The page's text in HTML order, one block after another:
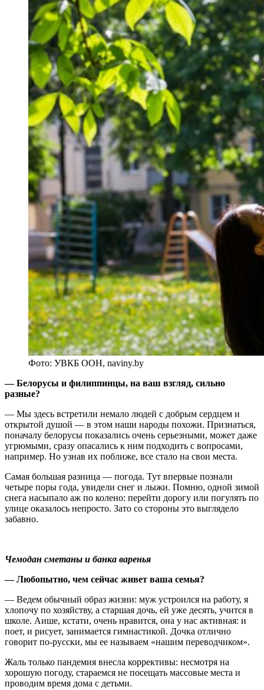
Фото: УВКБ ООН, naviny.by
— Белорусы и филиппинцы, на ваш взгляд, сильно
разные?
— Мы здесь встретили немало людей с добрым сердцем и
открытой душой — в этом наши народы похожи. Признаться,
поначалу белорусы показались очень серьезными, может даже
угрюмыми, сразу опасались к ним подходить с вопросами,
например. Но узнав их поближе, все стало на свои места.
Самая большая разница — погода. Тут впервые познали
четыре поры года, увидели снег и лыжи. Помню, одной зимой
снега насыпало аж по колено: перейти дорогу или погулять по
улице оказалось непросто. Зато со стороны это выглядело
забавно.
Чемодан сметаны и банка варенья
— Любопытно, чем сейчас живет ваша семья?
— Ведем обычный образ жизни: муж устроился на работу, я
хлопочу по хозяйству, а старшая дочь, ей уже десять, учится в
школе. Аише, кстати, очень нравится, она у нас активная: и
поет, и рисует, занимается гимнастикой. Дочка отлично
говорит по-русски, мы ее называем «нашим переводчиком».
Жаль только пандемия внесла коррективы: несмотря на
хорошую погоду, стараемся не посещать массовые места и
проводим время дома с детьми.